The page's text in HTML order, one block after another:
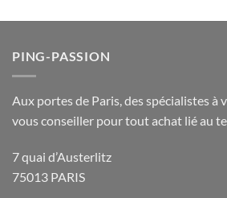
PING-PASSION
Aux portes de Paris, des spécialistes à
vous conseiller pour tout achat lié au
7 quai d’Austerlitz
75013 PARIS